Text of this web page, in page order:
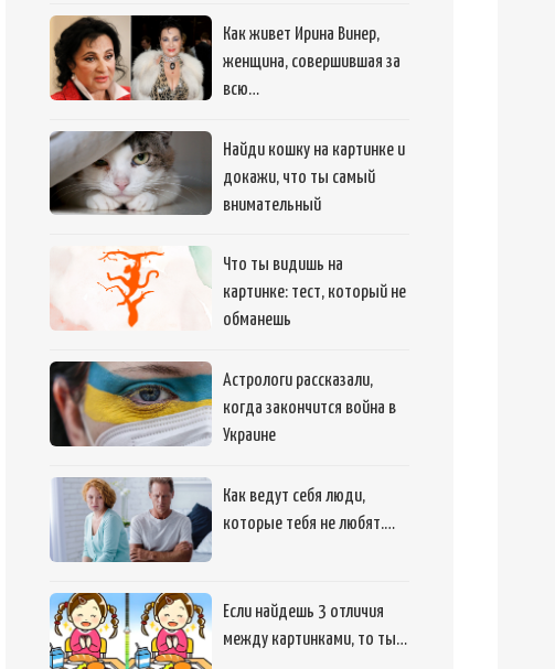
Как живет Ирина Винер,
женщина, совершившая за
всю…
Найди кошку на картинке и
докажи, что ты самый
внимательный
Что ты видишь на
картинке: тест, который не
обманешь
Астрологи рассказали,
когда закончится война в
Украине
Как ведут себя люди,
которые тебя не любят.…
Если найдешь 3 отличия
между картинками, то ты…